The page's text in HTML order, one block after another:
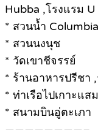
Hubba ,โรงแรม
* สวนน้ำ
* สวนนงนุช
* วัดเขาชีจรรย์
* ร้านอาหารปรีชา
* ท่าเรือไปเกาะแส
* สนามบินอู่ตะเภา